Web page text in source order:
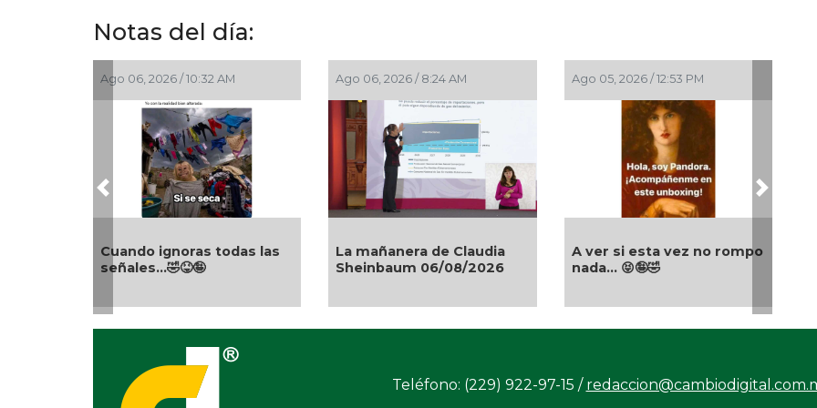
Notas del día:
Ago 06, 2026 / 10:32 AM
Cuando ignoras todas las
señales…🤣😝🤪
Ago 06, 2026 / 8:24 AM
La mañanera de Claudia
Sheinbaum 06/08/2026
Ago 05, 2026 / 12:53 PM
A ver si esta vez no rompo
nada... 😝🤪🤣
Previous Next
Teléfono: (229) 922-97-15 /